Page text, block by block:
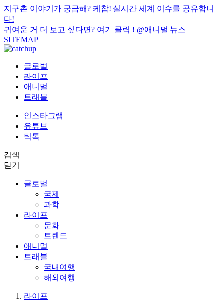
지구촌 이야기가 궁금해? 케찹! 실시간 세계 이슈를 공유합니
다!
귀여운 거 더 보고 싶다면? 여기 클릭 ! @애니멀 뉴스
SITEMAP
글로벌
라이프
애니멀
트래블
인스타그램
유튜브
틱톡
검색
닫기
글로벌
국제
과학
라이프
문화
트렌드
애니멀
트래블
국내여행
해외여행
라이프